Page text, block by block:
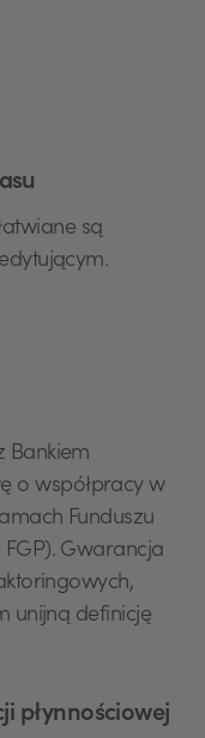
są
Bankiem
o współpracy w
Funduszu
FGP). Gwarancja
unijną definicję
płynnościowej